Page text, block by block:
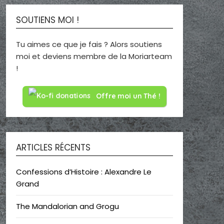
SOUTIENS MOI !
Tu aimes ce que je fais ? Alors soutiens
moi et deviens membre de la Moriarteam
!
Offre moi un Thé !
ARTICLES RÉCENTS
Confessions d’Histoire : Alexandre Le
Grand
The Mandalorian and Grogu